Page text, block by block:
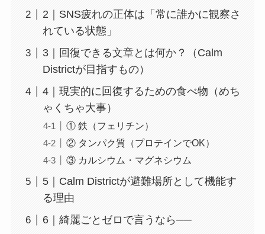
2｜SNS疲れの正体は「常に誰かに観察さ
れている状態」
3｜回復できる文章とは何か？（Calm
Districtが目指すもの）
4｜現実的に回復するための食べ物（めち
ゃくちゃ大事）
① 鉄（フェリチン）
② タンパク質（プロテインでOK）
③ カルシウム・マグネシウム
5｜Calm Districtが避難場所として機能す
る理由
6｜綺麗ごとゼロで言うなら──